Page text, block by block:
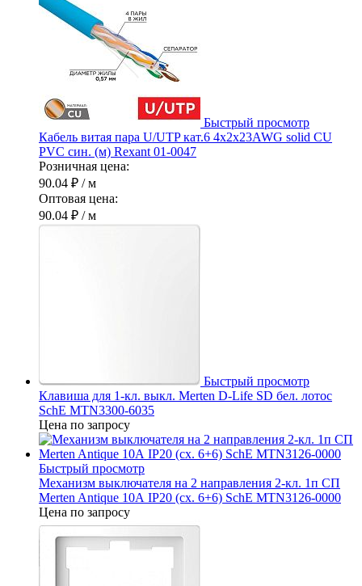
Быстрый просмотр
Кабель витая пара U/UTP кат.6 4х2х23AWG solid CU
PVC син. (м) Rexant 01-0047
Розничная цена:
90.04 ₽ / м
Оптовая цена:
90.04 ₽ / м
Быстрый просмотр
Клавиша для 1-кл. выкл. Merten D-Life SD бел. лотос
SchE MTN3300-6035
Цена по запросу
Быстрый просмотр
Механизм выключателя на 2 направления 2-кл. 1п СП
Merten Antique 10А IP20 (сх. 6+6) SchE MTN3126-0000
Цена по запросу